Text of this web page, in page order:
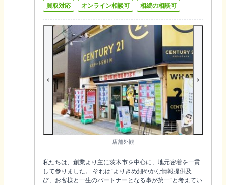
買取対応 オンライン相談可 相続の相談可
店舗外観
私たちは、創業より主に茨木市を中心に、地元密着を一貫
して参りました。 それは“よりきめ細やかな情報提供及
び、お客様と一生のパートナーとなる事が第一”と考えてい